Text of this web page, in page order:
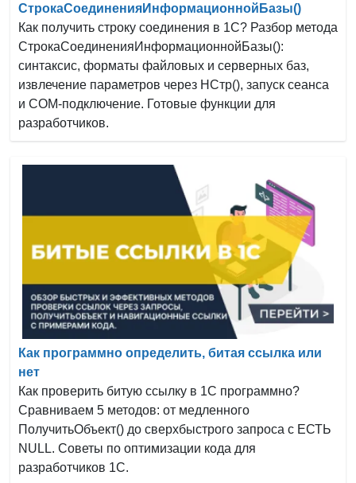
СтрокаСоединенияИнформационнойБазы()
Как получить строку соединения в 1С? Разбор метода
СтрокаСоединенияИнформационнойБазы():
синтаксис, форматы файловых и серверных баз,
извлечение параметров через НСтр(), запуск сеанса
и COM-подключение. Готовые функции для
разработчиков.
Как программно определить, битая ссылка или
нет
Как проверить битую ссылку в 1С программно?
Сравниваем 5 методов: от медленного
ПолучитьОбъект() до сверхбыстрого запроса с ЕСТЬ
NULL. Советы по оптимизации кода для
разработчиков 1С.